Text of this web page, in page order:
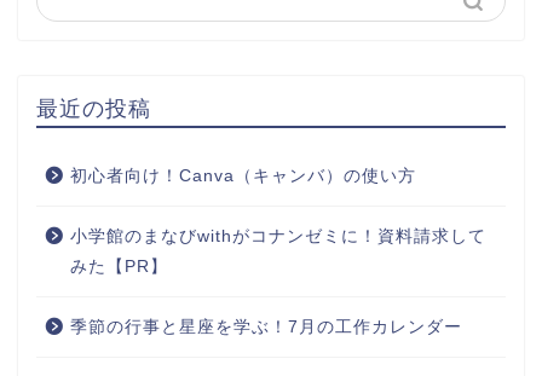
最近の投稿
初心者向け！Canva（キャンバ）の使い方
小学館のまなびwithがコナンゼミに！資料請求して
みた【PR】
季節の行事と星座を学ぶ！7月の工作カレンダー